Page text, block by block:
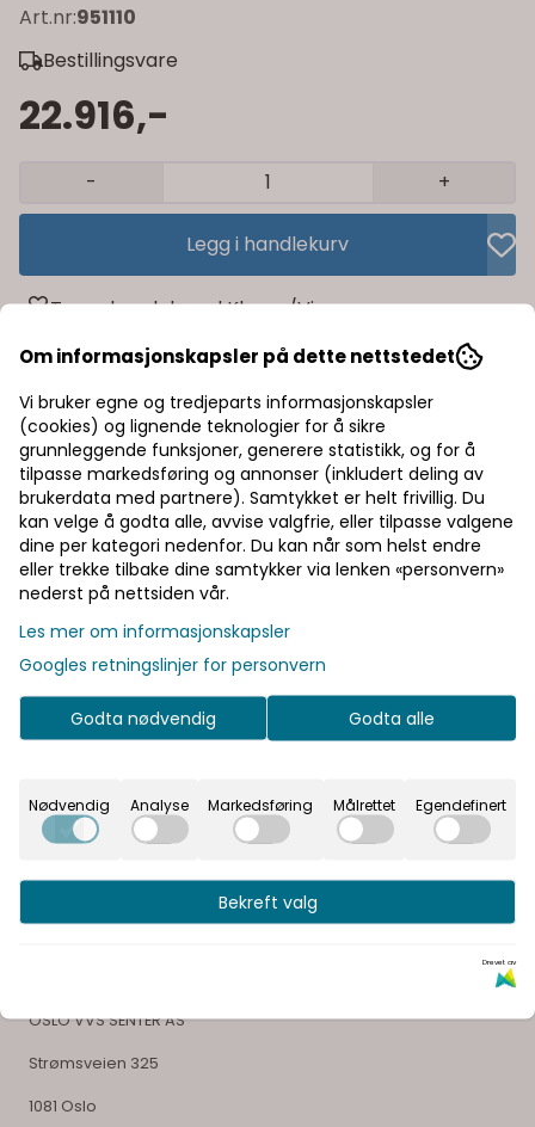
Art.nr:951110
Bestillingsvare
22.916,-
- +
Legg i handlekurv
Trygg handel med Klarna/Vipps
Rask levering av lagervarer
Halv pris på frakt
Informasjon
Produsent
Dokumenter
Vår visjon er å gi våre kunder en unik opplevelse og
OSLO VVS SENTER AS
Strømsveien 325
1081 Oslo
Om informasjonskapsler på dette nettstedet
Vi bruker egne og tredjeparts informasjonskapsler
(cookies) og lignende teknologier for å sikre
grunnleggende funksjoner, generere statistikk, og for å
tilpasse markedsføring og annonser (inkludert deling av
brukerdata med partnere). Samtykket er helt frivillig. Du
kan velge å godta alle, avvise valgfrie, eller tilpasse valgene
dine per kategori nedenfor. Du kan når som helst endre
eller trekke tilbake dine samtykker via lenken «personvern»
nederst på nettsiden vår.
Les mer om informasjonskapsler
Googles retningslinjer for personvern
Godta nødvendig Godta alle
Nødvendig Analyse Markedsføring Målrettet Egendefinert
Bekreft valg
Drevet av